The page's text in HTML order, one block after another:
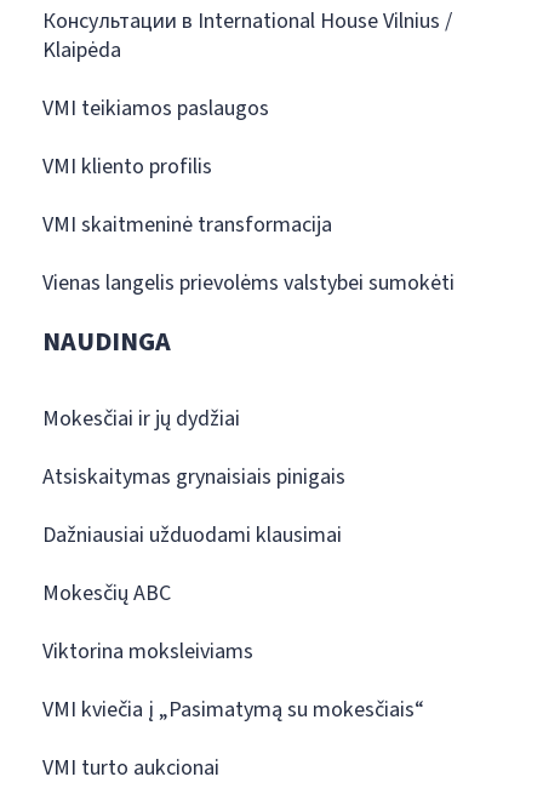
Консультации в International House Vilnius /
Klaipėda
VMI teikiamos paslaugos
VMI kliento profilis
VMI skaitmeninė transformacija
Vienas langelis prievolėms valstybei sumokėti
NAUDINGA
Mokesčiai ir jų dydžiai
Atsiskaitymas grynaisiais pinigais
Dažniausiai užduodami klausimai
Mokesčių ABC
Viktorina moksleiviams
VMI kviečia į „Pasimatymą su mokesčiais“
VMI turto aukcionai